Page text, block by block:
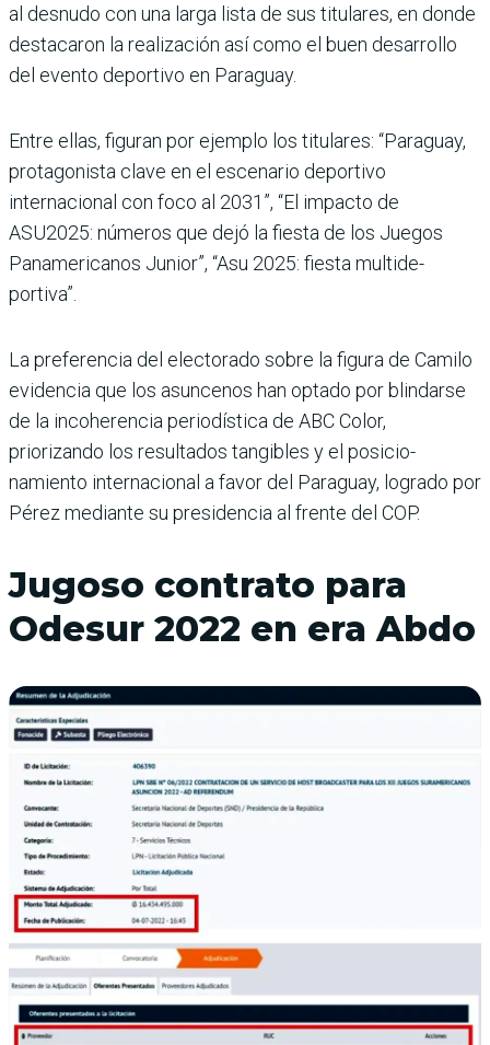
al desnudo con una larga lista de sus titulares, en donde
desta­caron la realización así como el buen desarrollo
del evento deportivo en Paraguay.
Entre ellas, figuran por ejemplo los titulares: “Paraguay,
protagonista clave en el escenario depor­tivo
internacional con foco al 2031”, “El impacto de
ASU2025: números que dejó la fiesta de los Juegos
Panamericanos Junior”, “Asu 2025: fiesta multide­
portiva”.
La preferencia del elec­torado sobre la figura de Camilo
evidencia que los asuncenos han optado por blindarse
de la incoherencia periodística de ABC Color,
priorizando los resulta­dos tangibles y el posicio­
namiento internacional a favor del Paraguay, logrado por
Pérez mediante su pre­sidencia al frente del COP.
Jugoso contrato para
Odesur 2022 en era Abdo